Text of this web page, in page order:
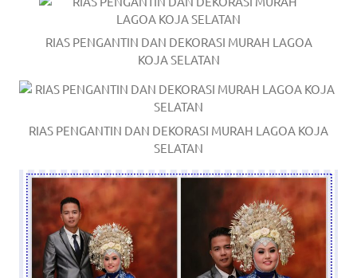
RIAS PENGANTIN DAN DEKORASI MURAH LAGOA
KOJA SELATAN
RIAS PENGANTIN DAN DEKORASI MURAH LAGOA KOJA
SELATAN